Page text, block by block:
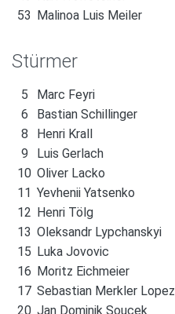
53 Malinoa Luis Meiler
Stürmer
5
Marc Feyri
6
Bastian Schillinger
8
Henri Krall
9
Luis Gerlach
10 Oliver Lacko
11 Yevhenii Yatsenko
12 Henri Tölg
13 Oleksandr Lypchanskyi
15 Luka Jovovic
16 Moritz Eichmeier
17 Sebastian Merkler Lopez
20 Jan Dominik Soucek